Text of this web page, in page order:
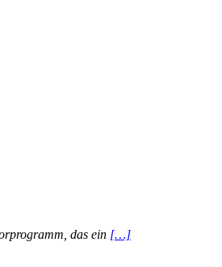
das ein […]